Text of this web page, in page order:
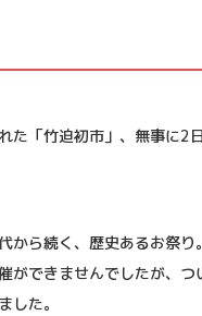
た「竹迫初市」、無事に2
から続く、歴史あるお祭り。
ができませんでしたが、つ
した。